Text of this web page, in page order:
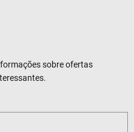
sobre ofertas